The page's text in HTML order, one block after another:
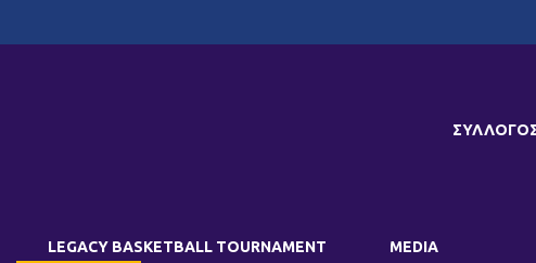
LEGACY BASKETBALL TOURNAMENT MEDIA